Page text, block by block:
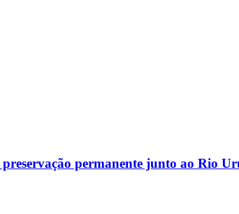
permanente junto ao Rio